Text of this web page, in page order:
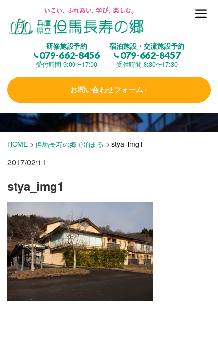
研修施設予約
079-662-8456
受付時間 9:00〜17:00
宿泊施設・交流施設予約
079-662-8457
受付時間 8:30〜17:30
お問い合わせフォーム
但馬長寿の郷とは
(研修施設)
楽しむ
学 ぶ(健康福祉)
(宿泊)
施設・料金
アクセス
HOME > 但馬長寿の郷で泊まる > stya_img1
2017/02/11
stya_img1